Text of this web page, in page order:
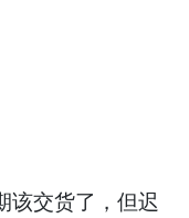
交货了，但迟